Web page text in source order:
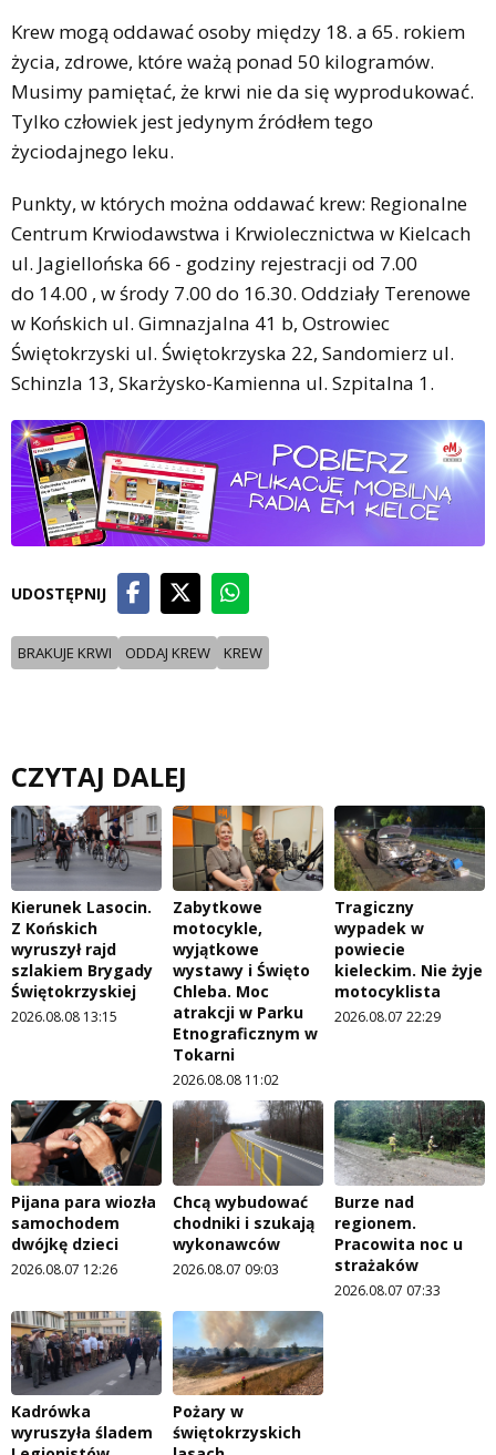
Krew mogą oddawać osoby między 18. a 65. rokiem
życia, zdrowe, które ważą ponad 50 kilogramów.
Musimy pamiętać, że krwi nie da się wyprodukować.
Tylko człowiek jest jedynym źródłem tego
życiodajnego leku.
Punkty, w których można oddawać krew: Regionalne
Centrum Krwiodawstwa i Krwiolecznictwa w Kielcach
ul. Jagiellońska 66 - godziny rejestracji od 7.00
do 14.00 , w środy 7.00 do 16.30. Oddziały Terenowe
w Końskich ul. Gimnazjalna 41 b, Ostrowiec
Świętokrzyski ul. Świętokrzyska 22, Sandomierz ul.
Schinzla 13, Skarżysko-Kamienna ul. Szpitalna 1.
UDOSTĘPNIJ
BRAKUJE KRWI ODDAJ KREW KREW
CZYTAJ DALEJ
Kierunek Lasocin.
Z Końskich
wyruszył rajd
szlakiem Brygady
Świętokrzyskiej
2026.08.08 13:15
Zabytkowe
motocykle,
wyjątkowe
wystawy i Święto
Chleba. Moc
atrakcji w Parku
Etnograficznym w
Tokarni
2026.08.08 11:02
Tragiczny
wypadek w
powiecie
kieleckim. Nie żyje
motocyklista
2026.08.07 22:29
Pijana para wiozła
samochodem
dwójkę dzieci
2026.08.07 12:26
Chcą wybudować
chodniki i szukają
wykonawców
2026.08.07 09:03
Burze nad
regionem.
Pracowita noc u
strażaków
2026.08.07 07:33
Kadrówka
wyruszyła śladem
Pożary w
świętokrzyskich